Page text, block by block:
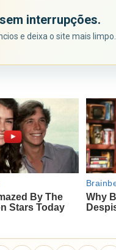
interrupções.
e deixa o site mais limpo.